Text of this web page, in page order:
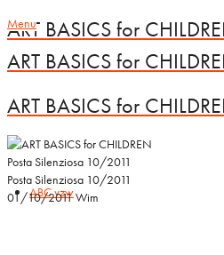
ART BASICS for
Menu
ART BASICS for
ART BASICS for
ABC vzw
Posta Silenziosa 10/2011
Posta Silenziosa 10/2011
01/10/2011Wim